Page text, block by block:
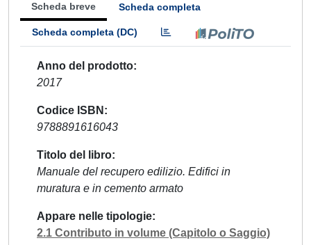
Scheda breve Scheda completa
Scheda completa (DC)
Anno del prodotto
2017
Codice ISBN
9788891616043
Titolo del libro
Manuale del recupero edilizio. Edifici in
muratura e in cemento armato
Appare nelle tipologie
2.1 Contributo in volume (Capitolo o Saggio)